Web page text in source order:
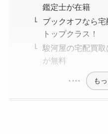
鑑定士が在籍
ブックオフなら
トップクラス！
駿河屋の宅配買
が無料
も